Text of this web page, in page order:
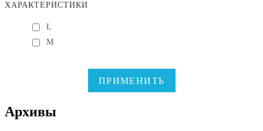
ХАРАКТЕРИСТИКИ
L
M
ПРИМЕНИТЬ
Архивы